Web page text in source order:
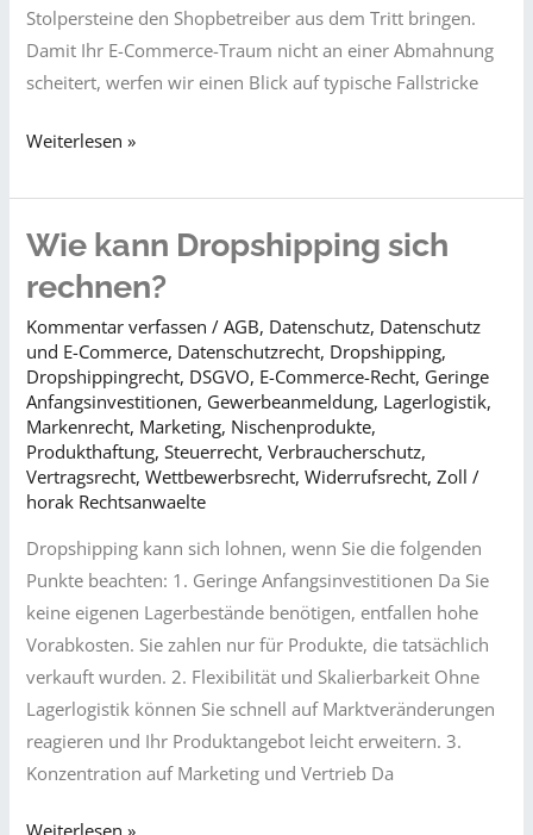
Stolpersteine den Shopbetreiber aus dem Tritt bringen.
Damit Ihr E-Commerce-Traum nicht an einer Abmahnung
scheitert, werfen wir einen Blick auf typische Fallstricke
Schnell
–
teuer
bezahlt?
Worauf
Sie
beim
Dropshipping
rechtlich
achten
sollten
Weiterlesen »
Wie kann Dropshipping sich
rechnen?
Kommentar verfassen /AGB, Datenschutz, Datenschutz
und E-Commerce, Datenschutzrecht, Dropshipping,
Dropshippingrecht, DSGVO, E-Commerce-Recht, Geringe
Anfangsinvestitionen, Gewerbeanmeldung, Lagerlogistik,
Markenrecht, Marketing, Nischenprodukte,
Produkthaftung,Steuerrecht,Verbraucherschutz,
Vertragsrecht,Wettbewerbsrecht,Widerrufsrecht,Zoll /
horak Rechtsanwaelte
Dropshipping kann sich lohnen, wenn Sie die folgenden
Punkte beachten: 1. Geringe Anfangsinvestitionen Da Sie
keine eigenen Lagerbestände benötigen, entfallen hohe
Vorabkosten. Sie zahlen nur für Produkte, die tatsächlich
verkauft wurden. 2. Flexibilität und Skalierbarkeit Ohne
Lagerlogistik können Sie schnell auf Marktveränderungen
reagieren und Ihr Produktangebot leicht erweitern. 3.
Konzentration auf Marketing und Vertrieb Da
Wie